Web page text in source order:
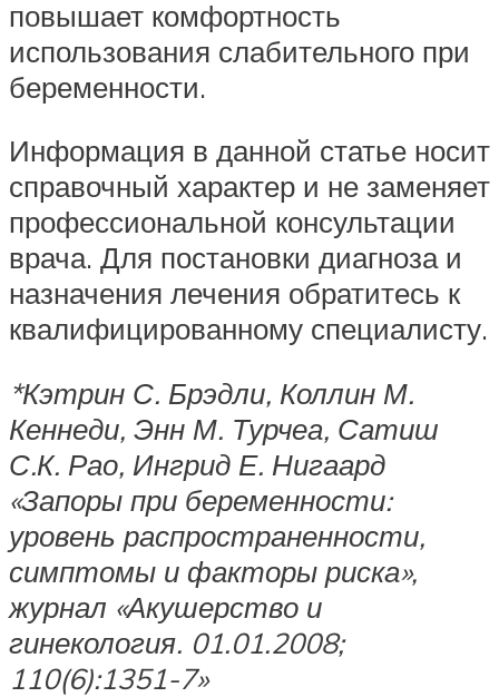
повышает комфортность
использования слабительного при
беременности.
Информация в данной статье носит
справочный характер и не заменяет
профессиональной консультации
врача. Для постановки диагноза и
назначения лечения обратитесь к
квалифицированному специалисту.
*Кэтрин С. Брэдли, Коллин М.
Кеннеди, Энн М. Турчеа, Сатиш
С.К. Рао, Ингрид Е. Нигаард
«Запоры при беременности:
уровень распространенности,
симптомы и факторы риска»,
журнал «Акушерство и
гинекология. 01.01.2008;
110(6):1351-7»